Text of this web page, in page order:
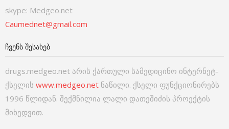
skype: Medgeo.net
Caumednet@gmail.com
ᲩᲕᲔᲜᲡ ᲨᲔᲡᲐᲮᲔᲑ
drugs.medgeo.net არის ქართული სამედიცინო ინტერნეტ-
ქსელის www.medgeo.net ნაწილი. ქსელი ფუნქციონირებს
1996 წლიდან. შექმნილია ლალი დათეშიძის პროექტის
მიხედვით.